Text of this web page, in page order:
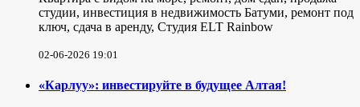
студии, инвестиция в недвижимость Батуми, ремонт под
ключ, сдача в аренду, Студия ELT Rainbow
02-06-2026 19:01
«Карлуу»: инвестируйте в будущее Алтая!